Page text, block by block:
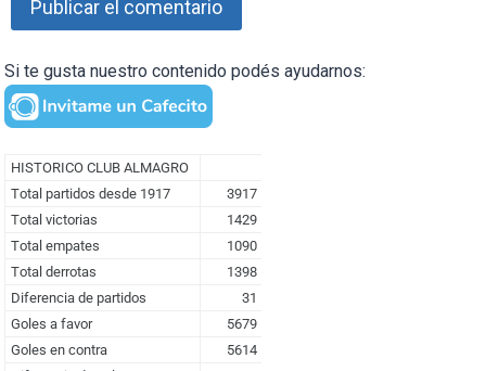
Si te gusta nuestro contenido podés ayudarnos: